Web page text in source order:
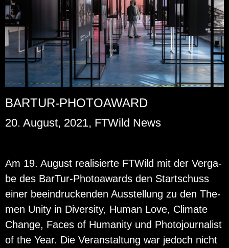
BARTUR-PHOTOAWARD
20. August, 2021, FTWild News
Am 19. Au­gust rea­li­sier­te FT­Wild mit der Ver­ga­
be des Bar­Tur-Pho­to­awards den Start­schuss
einer be­ein­dru­cken­den Aus­stel­lung zu den The­
men Unity in Di­ver­si­ty, Human Love, Cli­ma­te
Chan­ge, Faces of Hu­ma­ni­ty und Pho­to­jour­na­list
of the Year. Die Ver­an­stal­tung war je­doch nicht